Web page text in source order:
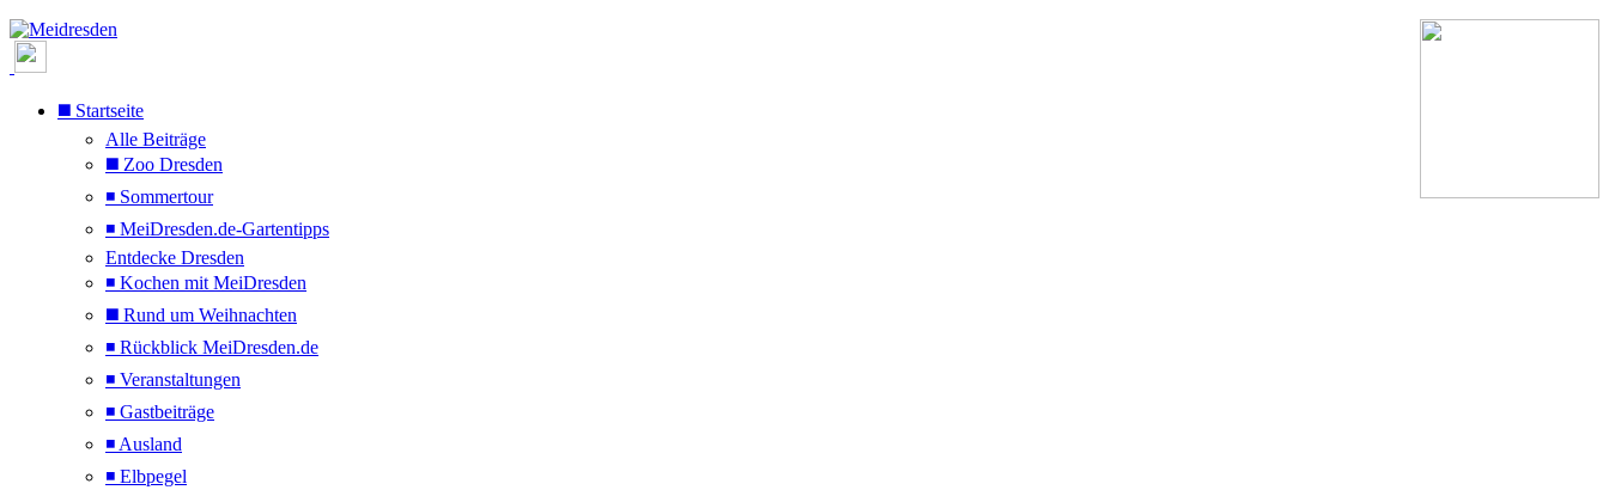
◼️ Startseite
Alle Beiträge
◼️ Zoo Dresden
◾ Sommertour
◾ MeiDresden.de-Gartentipps
Entdecke Dresden
◾ Kochen mit MeiDresden
◼️ Rund um Weihnachten
◾ Rückblick MeiDresden.de
◾ Veranstaltungen
◾ Gastbeiträge
◾ Ausland
◾ Elbpegel